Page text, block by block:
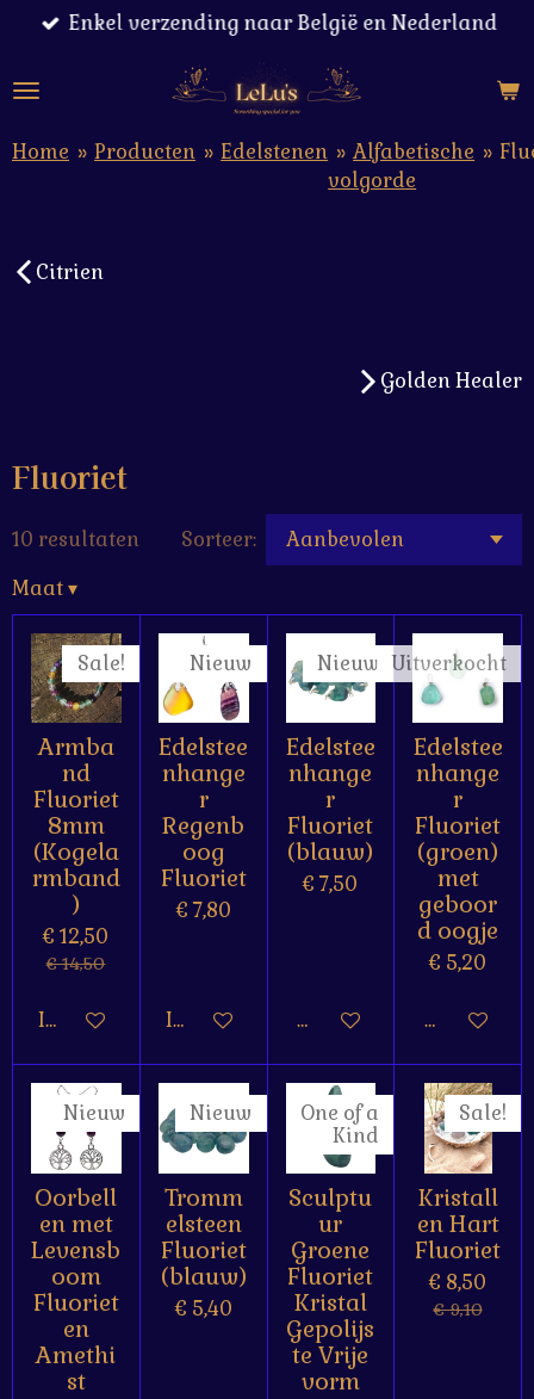
naar
hoofdinhoud
Enkel verzending naar België en Nederland
Home » Producten » Edelstenen » Alfabetische
volgorde
»
Citrien
Golden Healer
Fluoriet
10 resultaten
Sorteer:
Maat▾
Sale!
Armba
nd
Fluoriet
8mm
(Kogela
rmband
)
€ 12,50
€ 14,50
In winkelwagen
Nieuw
Edelstee
nhange
r
Regenb
oog
Fluoriet
€ 7,80
In winkelwagen
Nieuw
Edelstee
nhange
r
Fluoriet
(blauw)
€ 7,50
Houd mij op de hoogte
Uitverkocht
Edelstee
nhange
r
Fluoriet
(groen)
met
geboor
d oogje
€ 5,20
Houd mij
Nieuw
Oorbell
en met
Levensb
oom
Fluoriet
en
Amethi
st
Nieuw
Tromm
elsteen
Fluoriet
(blauw)
€ 5,40
One of a
Kind
Sculptu
ur
Groene
Fluoriet
Kristal
Gepolijs
te Vrije
vorm
Sale!
Kristall
en Hart
Fluoriet
€ 8,50
€ 9,10